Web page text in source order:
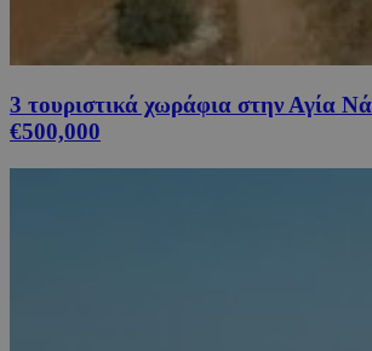
3 τουριστικά χωράφια στην Αγία
€500,000